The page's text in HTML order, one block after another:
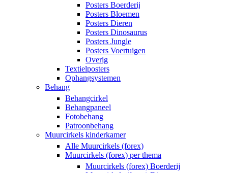
Posters Boerderij
Posters Bloemen
Posters Dieren
Posters Dinosaurus
Posters Jungle
Posters Voertuigen
Overig
Textielposters
Ophangsystemen
Behang
Behangcirkel
Behangpaneel
Fotobehang
Patroonbehang
Muurcirkels kinderkamer
Alle Muurcirkels (forex)
Muurcirkels (forex) per thema
Muurcirkels (forex) Boerderij